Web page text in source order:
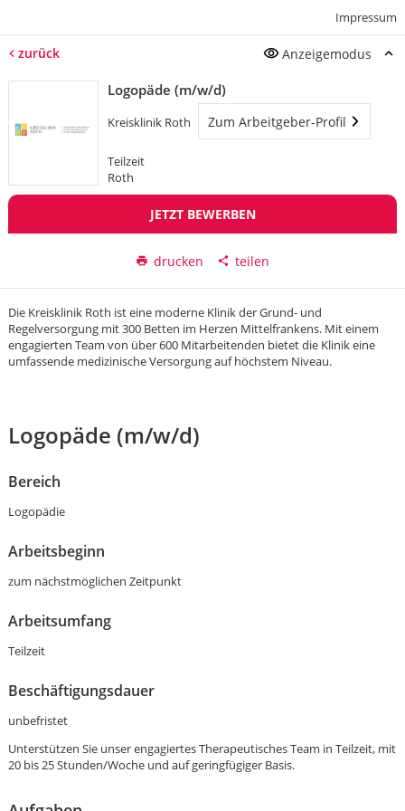
Impressum
zurück Anzeigemodus
Logopäde (m/w/d)
Kreisklinik Roth Zum Arbeitgeber-Profil
Teilzeit
Roth
JETZT BEWERBEN
drucken teilen
Die Kreisklinik Roth ist eine moderne Klinik der Grund- und
Regelversorgung mit 300 Betten im Herzen Mittelfrankens. Mit einem
engagierten Team von über 600 Mitarbeitenden bietet die Klinik eine
umfassende medizinische Versorgung auf höchstem Niveau.
Logopäde (m/w/d)
Bereich
Logopädie
Arbeitsbeginn
zum nächstmöglichen Zeitpunkt
Arbeitsumfang
Teilzeit
Beschäftigungsdauer
unbefristet
Unterstützen Sie unser engagiertes Therapeutisches Team in Teilzeit, mit
20 bis 25 Stunden/Woche und auf geringfügiger Basis.
Karte anzeigen